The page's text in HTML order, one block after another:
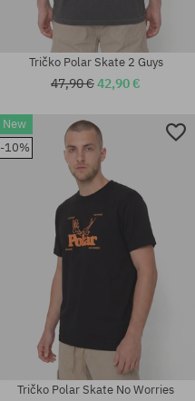
Dostupné veľkosti:
M; L; XL
Tričko Polar Skate 2 Guys
47,90 €42,90 €
New
-10%
Tričko Polar Skate No Worries